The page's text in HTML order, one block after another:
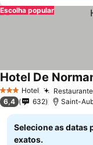
Escolha popular
3 EstrelasHotel
Hotel De
6,4 632 Saint-
Selecione as datas
exatos.